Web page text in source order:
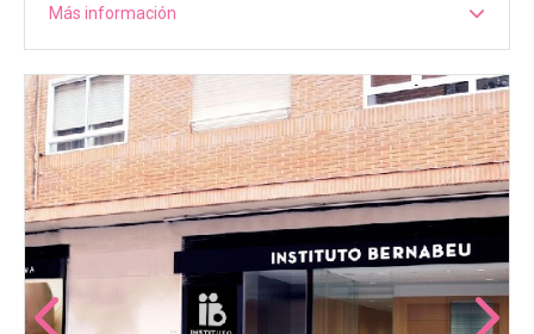
Más información